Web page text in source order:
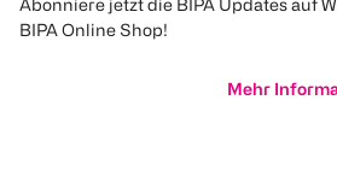
Abonniere jetzt die BIPA Updates auf
BIPA Online Shop!
Mehr